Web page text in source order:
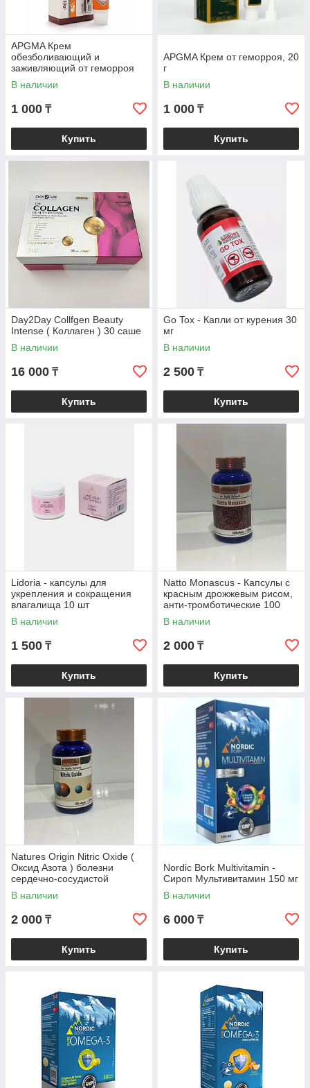
APGMA Крем
обезболивающий и
заживляющий от геморроя
20 г
В наличии
1 000 ₸
Купить
APGMA Крем от геморроя, 20
г
В наличии
1 000 ₸
Купить
Day2Day Collfgen Beauty
Intense ( Коллаген ) 30 саше
В наличии
16 000 ₸
Купить
Go Tox - Капли от курения 30
мг
В наличии
2 500 ₸
Купить
Lidoria - капсулы для
укрепления и сокращения
влагалища 10 шт
В наличии
1 500 ₸
Купить
Natto Monascus - Капсулы с
красным дрожжевым рисом,
анти-тромботические 100
капсул
В наличии
2 000 ₸
Купить
Natures Origin Nitric Oxide (
Оксид Азота ) болезни
сердечно-сосудистой
системы, гипертоническая бо
В наличии
2 000 ₸
Купить
Nordic Bork Multivitamin -
Сироп Мультивитамин 150 мг
В наличии
6 000 ₸
Купить